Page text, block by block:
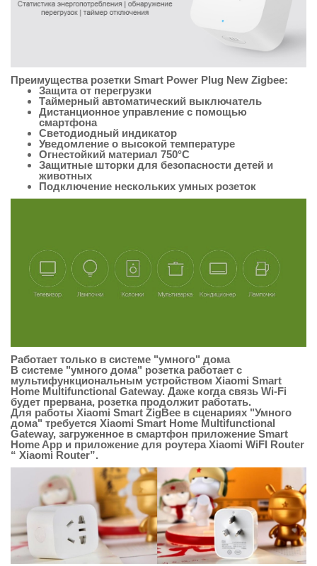
Преимущества розетки Smart Power Plug New Zigbee:
Защита от перегрузки
Таймерный автоматический выключатель
Дистанционное управление с помощью
смартфона
Светодиодный индикатор
Уведомление о высокой температуре
Огнестойкий материал 750°С
Защитные шторки для безопасности детей и
животных
Подключение нескольких умных розеток
Работает только в системе "умного" дома
В системе "умного дома" розетка работает с
мультифункциональным устройством Xiaomi Smart
Home Multifunctional Gateway. Даже когда связь Wi-Fi
будет прервана, розетка продолжит работать.
Для работы Xiaomi Smart ZigBee в сценариях "Умного
дома" требуется Xiaomi Smart Home Multifunctional
Gateway, загруженное в смартфон приложение Smart
Home App и приложение для роутера Xiaomi WiFI Router
“ Xiaomi Router”.